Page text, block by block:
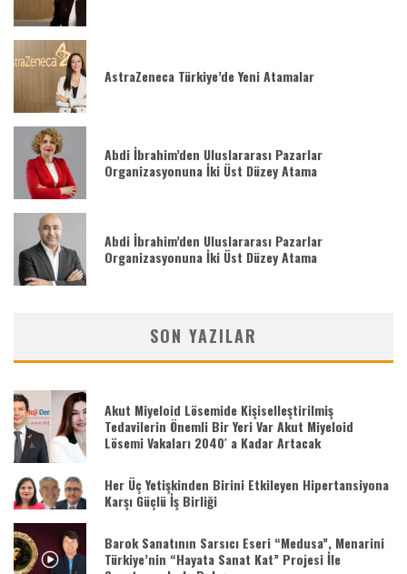
AstraZeneca Türkiye’de Yeni Atamalar
Abdi İbrahim’den Uluslararası Pazarlar
Organizasyonuna İki Üst Düzey Atama
Abdi İbrahim’den Uluslararası Pazarlar
Organizasyonuna İki Üst Düzey Atama
SON YAZILAR
Akut Miyeloid Lösemide Kişiselleştirilmiş
Tedavilerin Önemli Bir Yeri Var Akut Miyeloid
Lösemi Vakaları 2040′ a Kadar Artacak
Her Üç Yetişkinden Birini Etkileyen Hipertansiyona
Karşı Güçlü İş Birliği
Barok Sanatının Sarsıcı Eseri “Medusa”, Menarini
Türkiye’nin “Hayata Sanat Kat” Projesi İle